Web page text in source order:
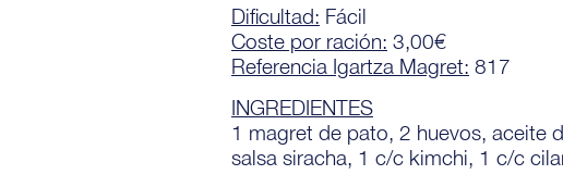
Dificultad: Fácil
Coste por ración: 3,00€
Referencia Igartza Magret: 817
INGREDIENTES
1 magret de pato, 2 huevos, aceite
salsa siracha, 1 c/c kimchi, 1 c/c